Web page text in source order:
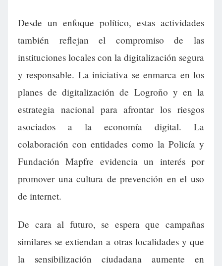
Desde un enfoque político, estas actividades
también reflejan el compromiso de las
instituciones locales con la digitalización segura
y responsable. La iniciativa se enmarca en los
planes de digitalización de Logroño y en la
estrategia nacional para afrontar los riesgos
asociados a la economía digital. La
colaboración con entidades como la Policía y
Fundación Mapfre evidencia un interés por
promover una cultura de prevención en el uso
de internet.
De cara al futuro, se espera que campañas
similares se extiendan a otras localidades y que
la sensibilización ciudadana aumente en